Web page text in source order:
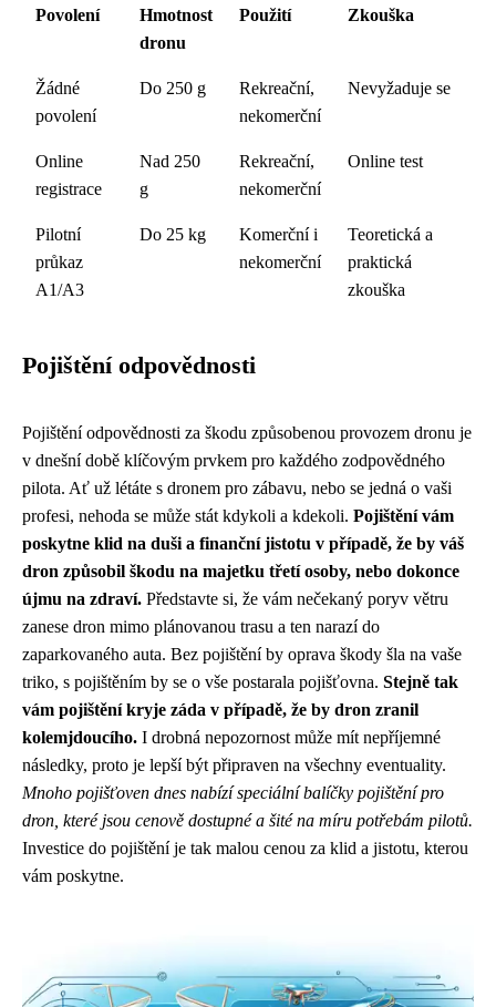
Povolení
Hmotnost
dronu
Použití Zkouška
Žádné
povolení
Do 250 g
Rekreační,
nekomerční
Nevyžaduje se
Online
registrace
Nad 250
g
Rekreační,
nekomerční
Online test
Pilotní
průkaz
A1/A3
Do 25 kg
Komerční i
nekomerční
Teoretická a
praktická
zkouška
Pojištění odpovědnosti
Pojištění odpovědnosti za škodu způsobenou provozem dronu je
v dnešní době klíčovým prvkem pro každého zodpovědného
pilota. Ať už létáte s dronem pro zábavu, nebo se jedná o vaši
profesi, nehoda se může stát kdykoli a kdekoli. Pojištění vám
poskytne klid na duši a finanční jistotu v případě, že by váš
dron způsobil škodu na majetku třetí osoby, nebo dokonce
újmu na zdraví. Představte si, že vám nečekaný poryv větru
zanese dron mimo plánovanou trasu a ten narazí do
zaparkovaného auta. Bez pojištění by oprava škody šla na vaše
triko, s pojištěním by se o vše postarala pojišťovna. Stejně tak
vám pojištění kryje záda v případě, že by dron zranil
kolemjdoucího. I drobná nepozornost může mít nepříjemné
následky, proto je lepší být připraven na všechny eventuality.
Mnoho pojišťoven dnes nabízí speciální balíčky pojištění pro
dron, které jsou cenově dostupné a šité na míru potřebám pilotů.
Investice do pojištění je tak malou cenou za klid a jistotu, kterou
vám poskytne.